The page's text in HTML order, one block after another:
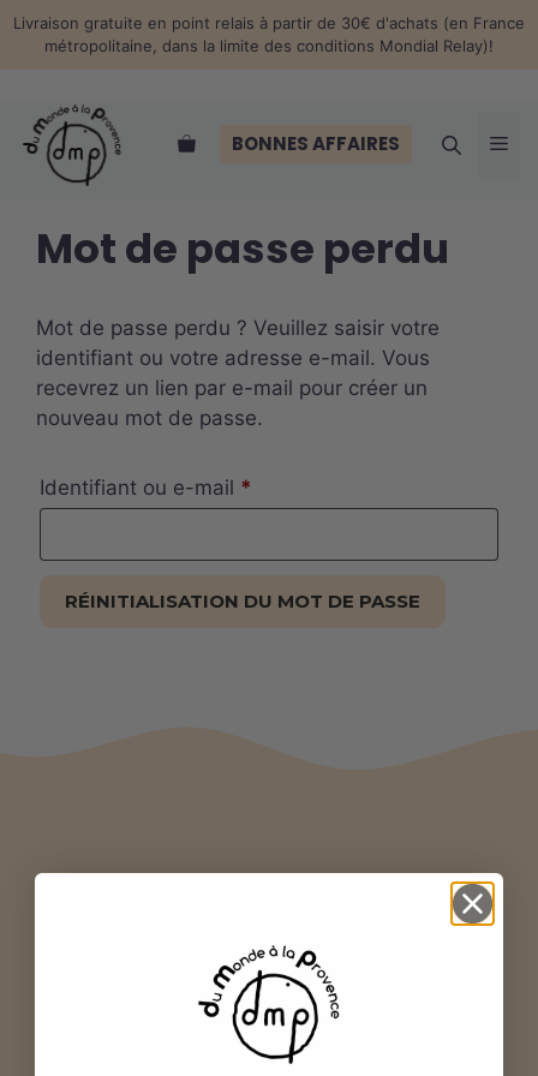
AllerLivraison gratuite en point relais à partir de 30€ d'achats (en France
métropolitaine, dans la limite des conditions Mondial Relay)!
BONNES AFFAIRES
Mot de passe perdu
Mot de passe perdu ? Veuillez saisir votre
identifiant ou votre adresse e-mail. Vous
recevrez un lien par e-mail pour créer un
nouveau mot de passe.
Identifiant ou e-mail *
RÉINITIALISATION DU MOT DE PASSE